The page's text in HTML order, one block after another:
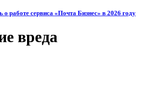
о работе сервиса «Почта Бизнес» в 2026 году
вреда